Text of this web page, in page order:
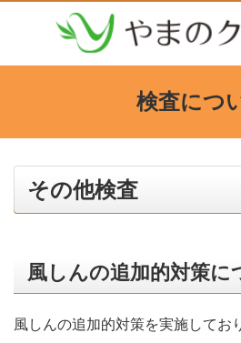
検査につ
その他検査
風しんの追加的対策に
風しんの追加的対策を実施してお